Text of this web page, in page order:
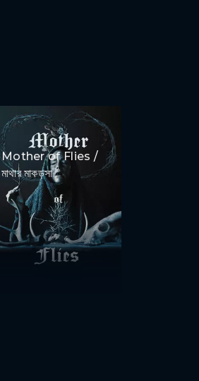
Mother of Flies /
মাথার মাকড়সা